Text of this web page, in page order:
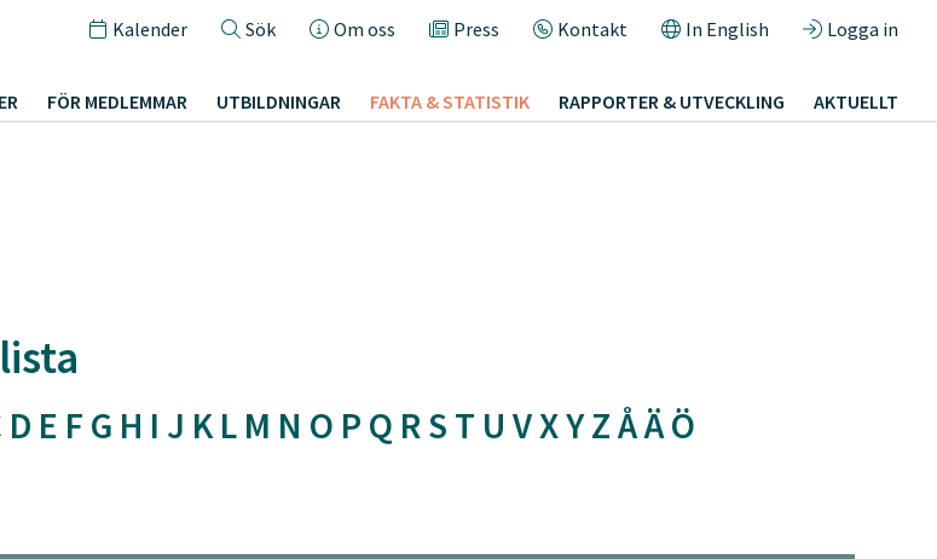
Kalender Sök Om oss Press Kontakt In English Logga in
FÖR MEDLEMMAR UTBILDNINGAR FAKTA & STATISTIK RAPPORTER & UTVECKLING AKTUELLT
D E F G H I J K L M N O P Q RS T U VXYZÅÄÖ